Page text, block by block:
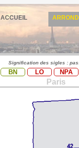
ACCUEIL
Signification des sigles :
BN LO NPA
Paris